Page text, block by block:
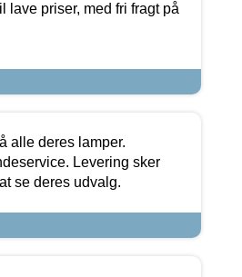
lave priser, med fri fragt på
alle deres lamper.
Levering sker
se deres udvalg.